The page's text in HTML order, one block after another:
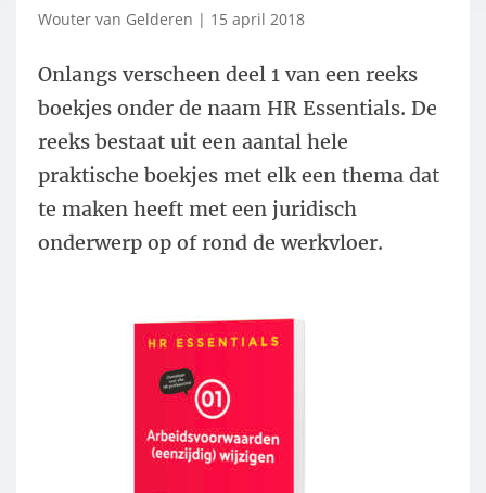
Wouter van Gelderen | 15 april 2018
Onlangs verscheen deel 1 van een reeks
boekjes onder de naam HR Essentials. De
reeks bestaat uit een aantal hele
praktische boekjes met elk een thema dat
te maken heeft met een juridisch
onderwerp op of rond de werkvloer.